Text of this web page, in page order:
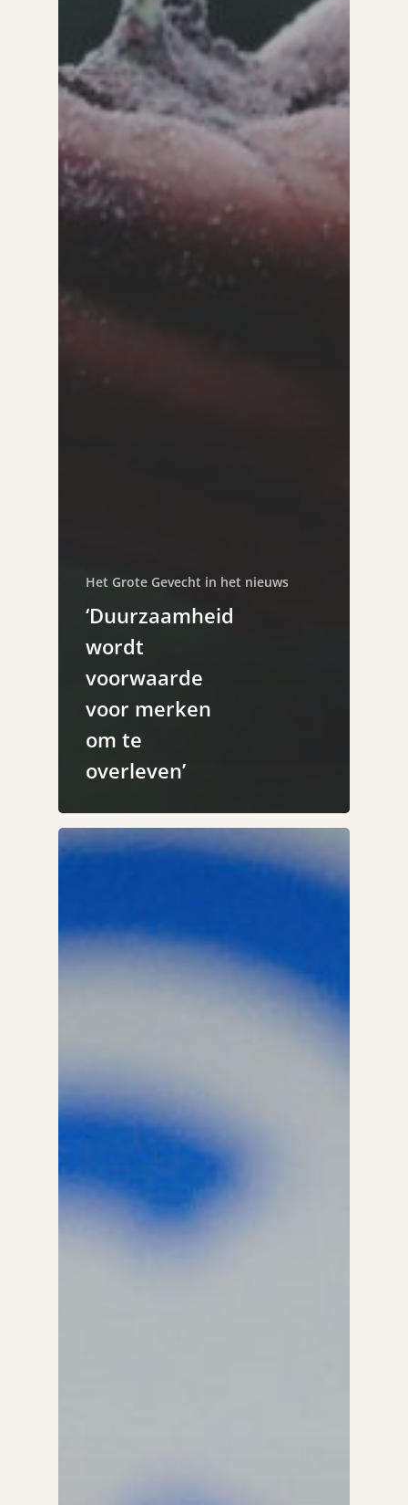
Het Grote Gevecht in het nieuws
‘Duurzaamheid
wordt
voorwaarde
voor merken
om te
overleven’